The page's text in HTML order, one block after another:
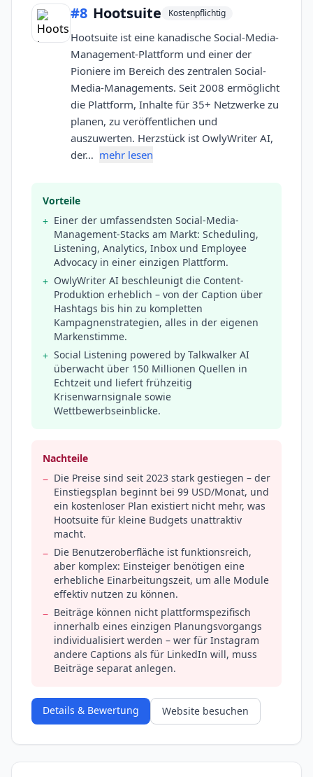
#8 Hootsuite Kostenpflichtig
Hootsuite ist eine kanadische Social-Media-
Management-Plattform und einer der
Pioniere im Bereich des zentralen Social-
Media-Managements. Seit 2008 ermöglicht
die Plattform, Inhalte für 35+ Netzwerke zu
planen, zu veröffentlichen und
auszuwerten. Herzstück ist OwlyWriter AI,
der… mehr lesen
Vorteile
+ Einer der umfassendsten Social-Media-
Management-Stacks am Markt: Scheduling,
Listening, Analytics, Inbox und Employee
Advocacy in einer einzigen Plattform.
+ OwlyWriter AI beschleunigt die Content-
Produktion erheblich – von der Caption über
Hashtags bis hin zu kompletten
Kampagnenstrategien, alles in der eigenen
Markenstimme.
+ Social Listening powered by Talkwalker AI
überwacht über 150 Millionen Quellen in
Echtzeit und liefert frühzeitig
Krisenwarnsignale sowie
Wettbewerbseinblicke.
Nachteile
− Die Preise sind seit 2023 stark gestiegen – der
Einstiegsplan beginnt bei 99 USD/Monat, und
ein kostenloser Plan existiert nicht mehr, was
Hootsuite für kleine Budgets unattraktiv
macht.
− Die Benutzeroberfläche ist funktionsreich,
aber komplex: Einsteiger benötigen eine
erhebliche Einarbeitungszeit, um alle Module
effektiv nutzen zu können.
− Beiträge können nicht plattformspezifisch
innerhalb eines einzigen Planungsvorgangs
individualisiert werden – wer für Instagram
andere Captions als für LinkedIn will, muss
Beiträge separat anlegen.
Details & Bewertung Website besuchen